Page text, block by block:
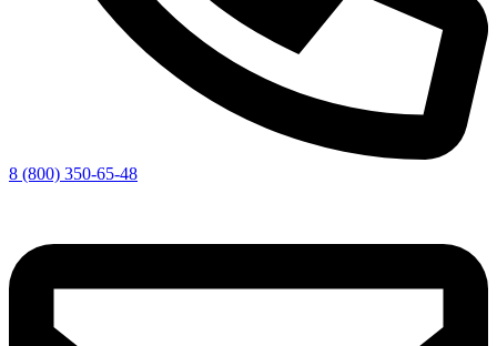
8 (800) 350-65-48